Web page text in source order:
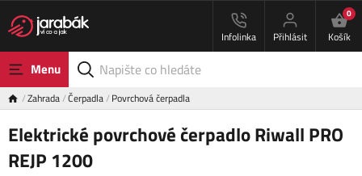
Infolinka Přihlásit
0
Košík
Menu
Zahrada Čerpadla Povrchová čerpadla
Elektrické povrchové čerpadlo Riwall PRO
REJP 1200